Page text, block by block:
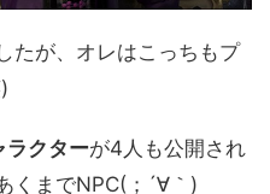
たが、オレはこっちもプ
ラクターが4人も公開され
くまでNPC(；´∀｀)